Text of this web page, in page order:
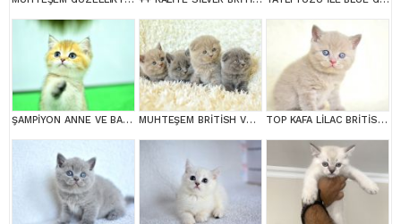
ŞAMPİYON ANNE VE BABANI YAVRUSU NY11 GOLDEN BRİTİSH SHORTHAİR YAVRUMUZ MUHTEŞEM BRİTİSH VE SCOTTİSH YAVRULAR TOP KAFA LİLAC BRİTİSH SHORTHAİR YAVRULARIMIZ